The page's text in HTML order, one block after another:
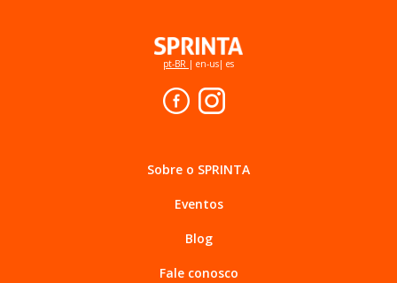
pt-BR | en-us| es
Sobre o SPRINTA
Eventos
Blog
Fale conosco